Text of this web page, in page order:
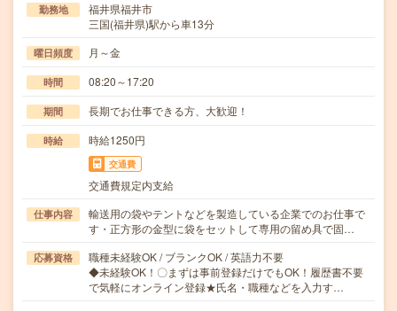
勤務地
福井県福井市
三国(福井県)駅から車13分
曜日頻度 月～金
時間 08:20～17:20
期間 長期でお仕事できる方、大歓迎！
時給 時給1250円
交通費
交通費規定内支給
仕事内容
輸送用の袋やテントなどを製造している企業でのお仕事で
す・正方形の金型に袋をセットして専用の留め具で固…
応募資格
職種未経験OK / ブランクOK / 英語力不要
◆未経験OK！〇まずは事前登録だけでもOK！履歴書不要
で気軽にオンライン登録★氏名・職種などを入力す…